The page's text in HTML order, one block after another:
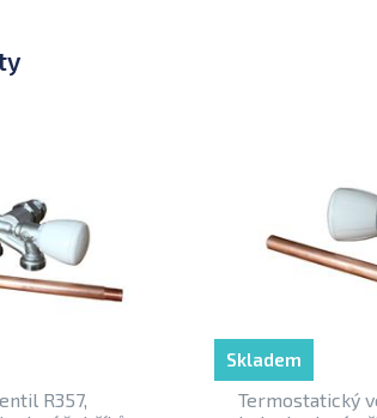
R357,
Termostatický
Skladem